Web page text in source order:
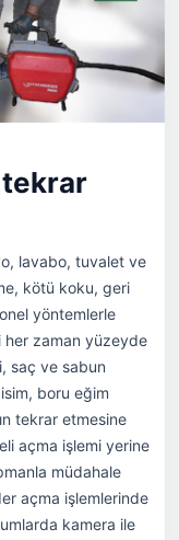
tekrar
lavabo, tuvalet ve
kötü koku, geri
yöntemlerle
her zaman yüzeyde
saç ve sabun
boru eğim
tekrar etmesine
açma işlemi yerine
müdahale
açma işlemlerinde
kamera ile